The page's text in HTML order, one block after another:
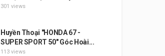
301 views
Huyền Thoại "HONDA 67 -
SUPER SPORT 50" Góc Hoài...
113 views